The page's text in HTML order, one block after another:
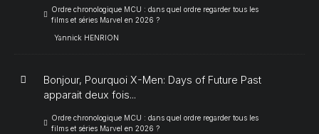
Ordre chronologique MCU : dans quel ordre regarder tous les
films et séries Marvel en 2026 ?
Yannick HENRION
Bonjour, Pourquoi X-Men: Days of Future Past
apparait deux fois...
Ordre chronologique MCU : dans quel ordre regarder tous les
films et séries Marvel en 2026 ?